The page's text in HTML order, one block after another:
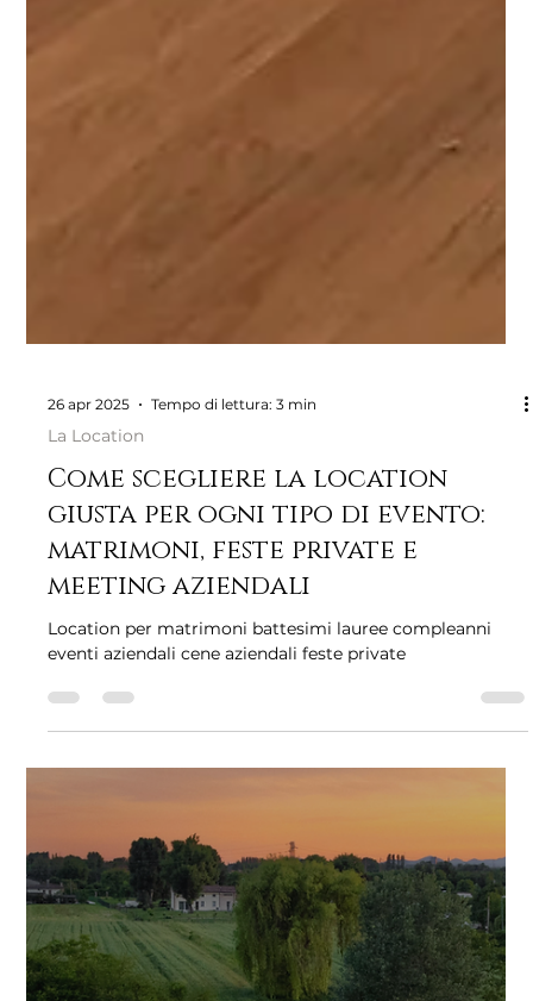
26 apr 2025 Tempo di lettura: 3 min
La Location